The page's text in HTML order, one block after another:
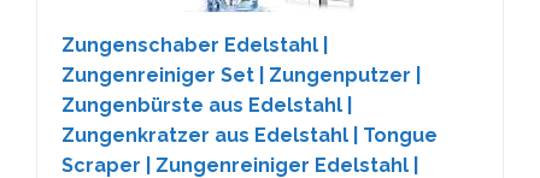
Zungenschaber Edelstahl |
Zungenreiniger Set | Zungenputzer |
Zungenbürste aus Edelstahl |
Zungenkratzer aus Edelstahl | Tongue
Scraper | Zungenreiniger Edelstahl |